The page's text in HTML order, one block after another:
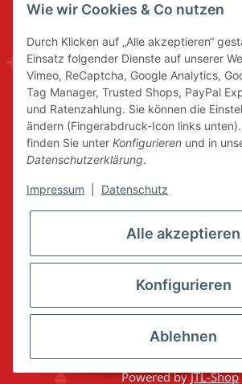
* Alle Preise inkl. gesetzlicher USt.,
© www.volkskunstshop-
Powered byJTL-Shop
Wie wir Cookies & Co nutzen
Durch Klicken auf „Alle akzeptieren“
Einsatz folgender Dienste auf unserer
Vimeo, ReCaptcha, Google Analytics,
Tag Manager, Trusted Shops, PayPal
und Ratenzahlung. Sie können die
ändern (Fingerabdruck-Icon links
finden Sie unter Konfigurieren und in
Datenschutzerklärung.
Impressum Datenschutz
Alle akzeptieren
Konfigurieren
Ablehnen